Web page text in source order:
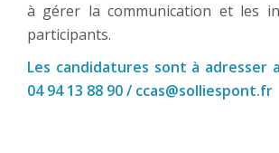
à gérer la communication et les
participants.
Les candidatures sont à adresser
04 94 13 88 90 / ccas@solliespont.fr